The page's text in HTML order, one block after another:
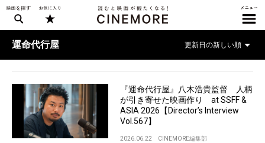
運命代行屋
『運命代行屋』八木浩貴監督 人柄
が引き寄せた映画作り at SSFF &
ASIA 2026【Director’s Interview
Vol.567】
2026.06.22 CINEMORE編集部